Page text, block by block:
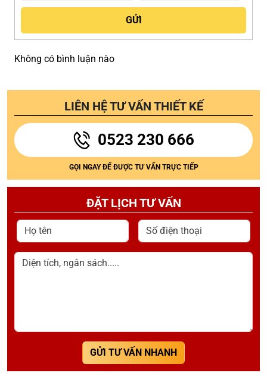
Không có bình luận nào
LIÊN HỆ TƯ VẤN THIẾT KẾ
0523 230 666
GỌI NGAY ĐỂ ĐƯỢC TƯ VẤN TRỰC TIẾP
ĐẶT LỊCH TƯ VẤN
Họ tên Số điện thoại
Diện tích, ngân sách.....
GỬI TƯ VẤN NHANH